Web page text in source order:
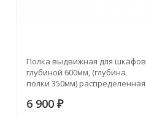
Полка выдвижная для шкафов
глубиной 600мм, (глубина
полки 350мм) распределенная
(SNR-SHELF-06035-20GS)
6 900 ₽